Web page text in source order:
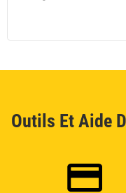
Outils Et Aide